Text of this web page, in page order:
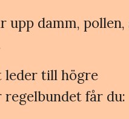
damm, pollen,
leder till högre
får du: